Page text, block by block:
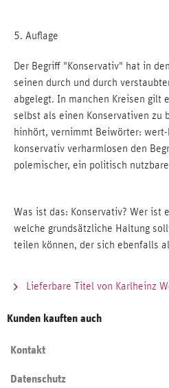
5. Auflage
Der Begriff "Konservativ" hat in
seinen durch und durch
abgelegt. In manchen Kreisen gilt
selbst als einen Konservativen zu
hinhört, vernimmt Beiwörter:
konservativ verharmlosen den
polemischer, ein politisch
Was ist das: Konservativ? Wer ist
welche grundsätzliche Haltung
teilen können, der sich ebenfalls
Lieferbare Titel von Karlheinz
Kunden kauften auch
Kontakt
Datenschutz